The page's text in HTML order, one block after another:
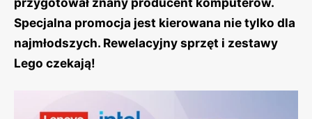
Specjalna promocja jest kierowana nie tylko dla
najmłodszych. Rewelacyjny sprzęt i zestawy
Lego czekają!